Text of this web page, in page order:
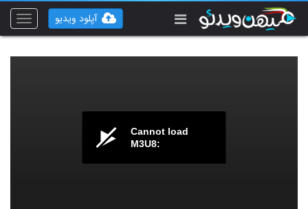
Toggle
آپلود ویدیو
Cannot load
M3U8: